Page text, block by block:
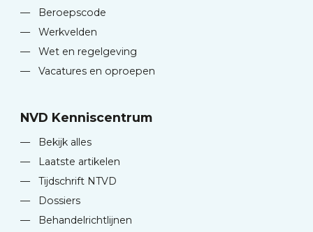
—
Beroepscode
—
Werkvelden
—
Wet en regelgeving
—
Vacatures en oproepen
NVD Kenniscentrum
—
Bekijk alles
—
Laatste artikelen
—
Tijdschrift NTVD
—
Dossiers
—
Behandelrichtlijnen